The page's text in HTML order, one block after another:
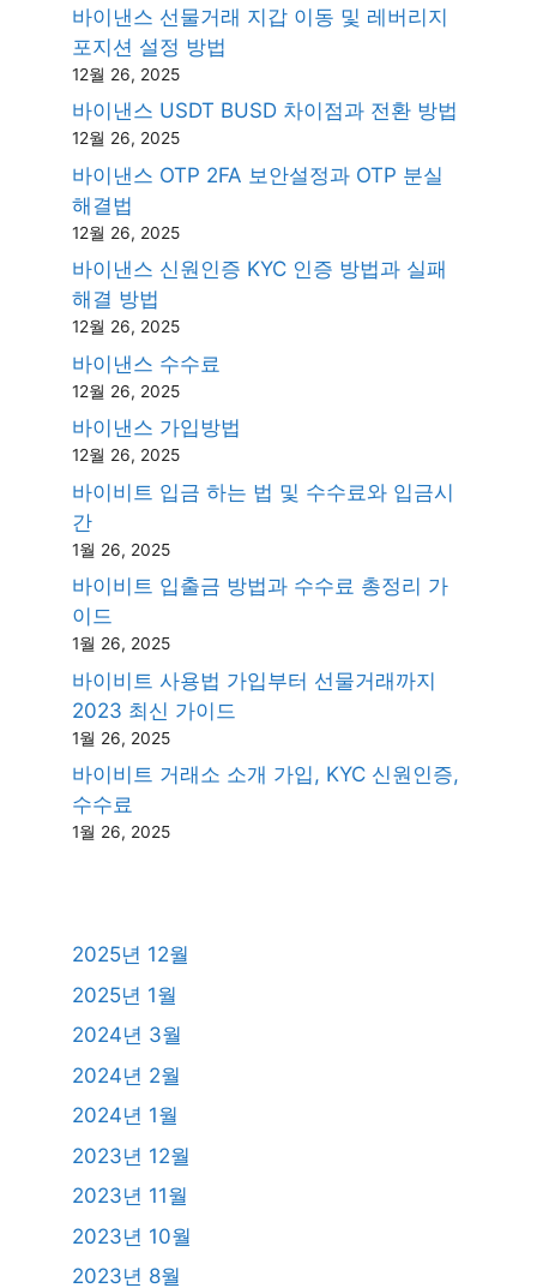
바이낸스 선물거래 지갑 이동 및 레버리지
포지션 설정 방법
12월 26, 2025
바이낸스 USDT BUSD 차이점과 전환 방법
12월 26, 2025
바이낸스 OTP 2FA 보안설정과 OTP 분실
해결법
12월 26, 2025
바이낸스 신원인증 KYC 인증 방법과 실패
해결 방법
12월 26, 2025
바이낸스 수수료
12월 26, 2025
바이낸스 가입방법
12월 26, 2025
바이비트 입금 하는 법 및 수수료와 입금시
간
1월 26, 2025
바이비트 입출금 방법과 수수료 총정리 가
이드
1월 26, 2025
바이비트 사용법 가입부터 선물거래까지
2023 최신 가이드
1월 26, 2025
바이비트 거래소 소개 가입, KYC 신원인증,
수수료
1월 26, 2025
2025년 12월
2025년 1월
2024년 3월
2024년 2월
2024년 1월
2023년 12월
2023년 11월
2023년 10월
2023년 8월